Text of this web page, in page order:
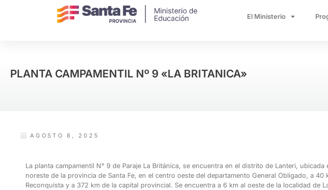
El Ministerio
PLANTA CAMPAMENTIL Nº 9 «LA BRITANICA»
AGOSTO 8, 2025
La planta campamentil N° 9 de Paraje La Británica, se encuentra en el distrito de Lanteri, ubicada
noreste de la provincia de Santa Fe, en el centro oeste del departamento General Obligado, a 40
Reconquista y a 372 km de la capital provincial. Se encuentra a 6 km al oeste de la localidad de